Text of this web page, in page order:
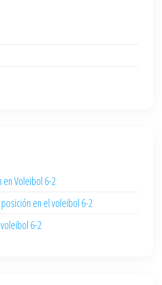
en Voleibol 6-2
en el voleibol 6-2
6-2